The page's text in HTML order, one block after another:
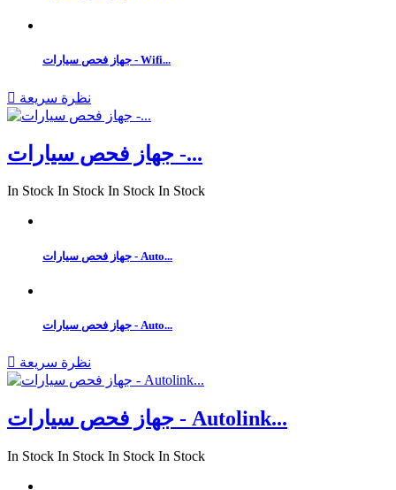
جهاز فحص سيارات - Wifi...
 نظرة سريعة
جهاز فحص سيارات -...
In Stock In Stock In Stock In Stock
جهاز فحص سيارات - Auto...
جهاز فحص سيارات - Auto...
 نظرة سريعة
جهاز فحص سيارات - Autolink...
In Stock In Stock In Stock In Stock